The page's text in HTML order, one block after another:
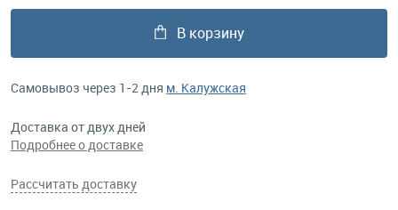
В корзину
Самовывоз через 1-2 дня м. Калужская
Доставка от двух дней
Подробнее о доставке
Рассчитать доставку